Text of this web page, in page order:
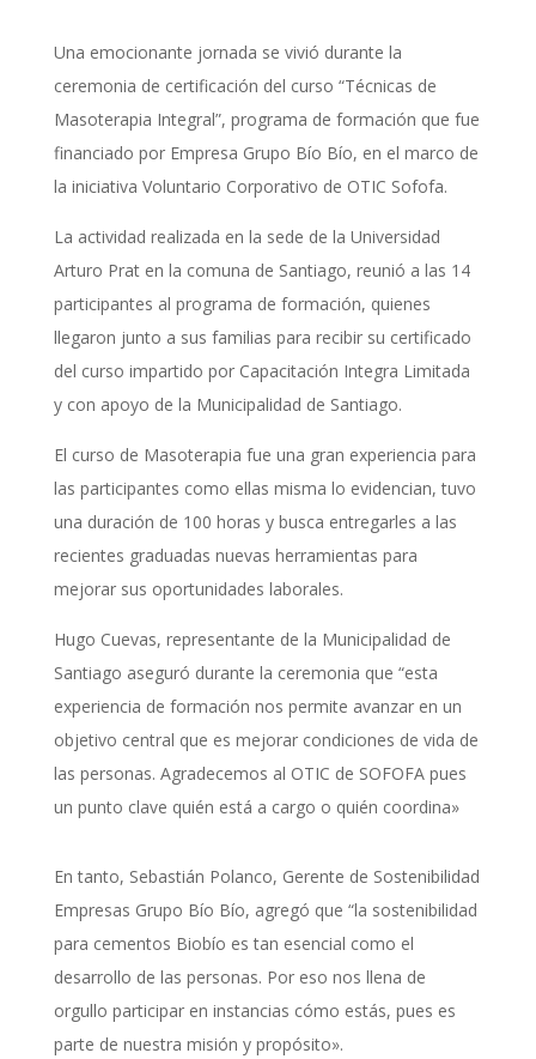
Una emocionante jornada se vivió durante la
ceremonia de certificación del curso “Técnicas de
Masoterapia Integral”, programa de formación que fue
financiado por Empresa Grupo Bío Bío, en el marco de
la iniciativa Voluntario Corporativo de OTIC Sofofa.
La actividad realizada en la sede de la Universidad
Arturo Prat en la comuna de Santiago, reunió a las 14
participantes al programa de formación, quienes
llegaron junto a sus familias para recibir su certificado
del curso impartido por Capacitación Integra Limitada
y con apoyo de la Municipalidad de Santiago.
El curso de Masoterapia fue una gran experiencia para
las participantes como ellas misma lo evidencian, tuvo
una duración de 100 horas y busca entregarles a las
recientes graduadas nuevas herramientas para
mejorar sus oportunidades laborales.
Hugo Cuevas, representante de la Municipalidad de
Santiago aseguró durante la ceremonia que “esta
experiencia de formación nos permite avanzar en un
objetivo central que es mejorar condiciones de vida de
las personas. Agradecemos al OTIC de SOFOFA pues
un punto clave quién está a cargo o quién coordina»
En tanto, Sebastián Polanco, Gerente de Sostenibilidad
Empresas Grupo Bío Bío, agregó que “la sostenibilidad
para cementos Biobío es tan esencial como el
desarrollo de las personas. Por eso nos llena de
orgullo participar en instancias cómo estás, pues es
parte de nuestra misión y propósito».